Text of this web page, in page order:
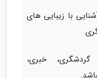
با زیبایی های
خبری،